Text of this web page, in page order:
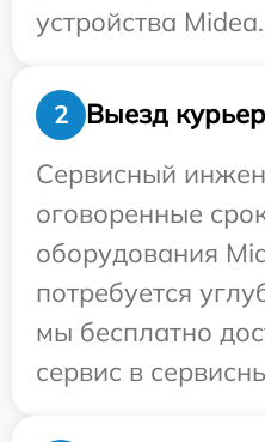
устройства Midea.
2
Выезд
Сервисный
оговоренные
оборудования
потребуется
мы бесплатно
сервис в